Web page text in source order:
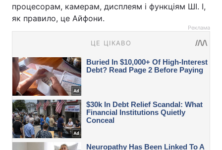
процесорам, камерам, дисплеям і функціям ШІ. І,
як правило, це Айфони.
Реклама